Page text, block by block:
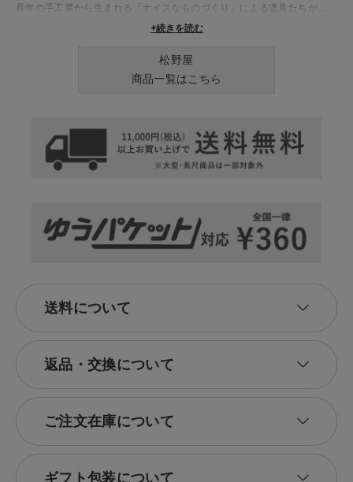
長年の手工業から生まれる「ナイスなものづくり」による道具たちが、
+続きを読む
松野屋
商品一覧はこちら
送料について
返品・交換について
ご注文在庫について
ギフト包装について